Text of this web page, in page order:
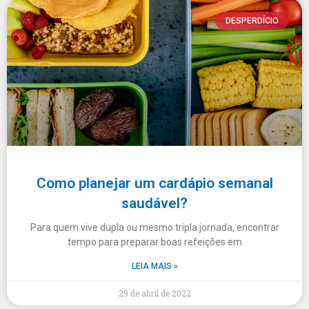
DESPERDÍCIO
Como planejar um cardápio semanal
saudável?
Para quem vive dupla ou mesmo tripla jornada, encontrar
tempo para preparar boas refeições em
LEIA MAIS »
29 de abril de 2022